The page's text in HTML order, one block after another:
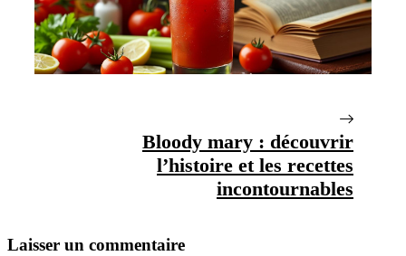
Bloody mary : découvrir
l’histoire et les recettes
incontournables
Laisser un commentaire